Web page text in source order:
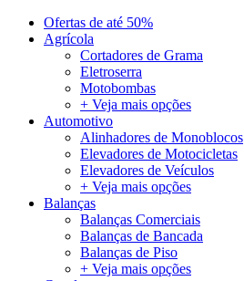
Ofertas de até 50%
Agrícola
Cortadores de Grama
Eletroserra
Motobombas
+ Veja mais opções
Automotivo
Alinhadores de Monoblocos
Elevadores de Motocicletas
Elevadores de Veículos
+ Veja mais opções
Balanças
Balanças Comerciais
Balanças de Bancada
Balanças de Piso
+ Veja mais opções